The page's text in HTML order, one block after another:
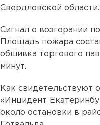
Свердловской области.
Сигнал о возгорании
Площадь пожара
обшивка торгового
минут.
Как свидетельствуют
«Инцидент
около остановки в